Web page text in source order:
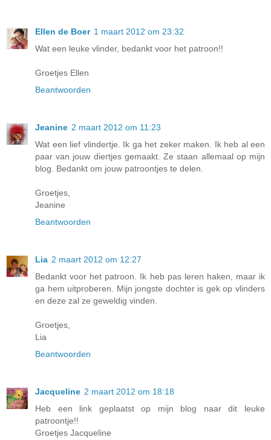
Ellen de Boer 1 maart 2012 om 23:32
Wat een leuke vlinder, bedankt voor het patroon!!
Groetjes Ellen
Beantwoorden
Jeanine 2 maart 2012 om 11:23
Wat een lief vlindertje. Ik ga het zeker maken. Ik heb al een
paar van jouw diertjes gemaakt. Ze staan allemaal op mijn
blog. Bedankt om jouw patroontjes te delen.
Groetjes,
Jeanine
Beantwoorden
Lia 2 maart 2012 om 12:27
Bedankt voor het patroon. Ik heb pas leren haken, maar ik
ga hem uitproberen. Mijn jongste dochter is gek op vlinders
en deze zal ze geweldig vinden.
Groetjes,
Lia
Beantwoorden
Jacqueline 2 maart 2012 om 18:18
Heb een link geplaatst op mijn blog naar dit leuke
patroontje!!
Groetjes Jacqueline